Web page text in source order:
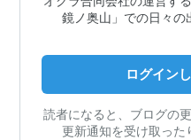
鏡ノ奥山」での日々の
ログイン
読者になると、ブログの
更新通知を受け取った